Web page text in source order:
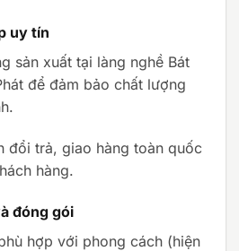
uy tín
sản xuất tại làng nghề Bát
để đảm bảo chất lượng
đổi trả, giao hàng toàn quốc
hàng.
đóng gói
hợp với phong cách (hiện